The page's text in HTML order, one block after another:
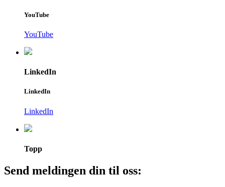
YouTube
YouTube
LinkedIn
LinkedIn
LinkedIn
Topp
Send meldingen din til oss: